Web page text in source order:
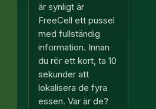
är synligt är
FreeCell ett pussel
med fullständig
information. Innan
du rör ett kort, ta 10
sekunder att
lokalisera de fyra
essen. Var är de?